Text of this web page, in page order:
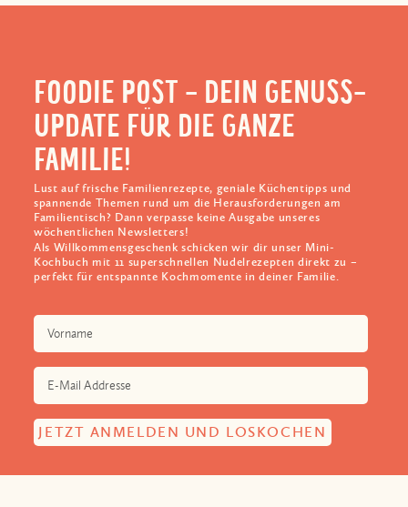
FOODIE POST - DEIN GENUSS-
UPDATE FÜR DIE GANZE
FAMILIE!
Lust auf frische Familienrezepte, geniale Küchentipps und
spannende Themen rund um die Herausforderungen am
Familientisch? Dann verpasse keine Ausgabe unseres
wöchentlichen Newsletters!
Als Willkommensgeschenk schicken wir dir unser Mini-
Kochbuch mit 11 superschnellen Nudelrezepten direkt zu –
perfekt für entspannte Kochmomente in deiner Familie.